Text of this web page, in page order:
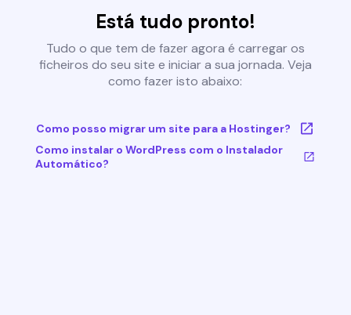
Está tudo pronto!
Tudo o que tem de fazer agora é carregar os
ficheiros do seu site e iniciar a sua jornada. Veja
como fazer isto abaixo:
Como posso migrar um site para a Hostinger?
Como instalar o WordPress com o Instalador
Automático?